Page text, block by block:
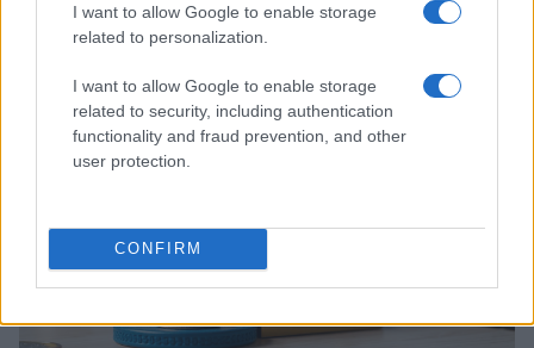
I want to allow Google to enable storage
related to personalization.
I want to allow Google to enable storage
related to security, including authentication
functionality and fraud prevention, and other
user protection.
CONFIRM
Sanità sarda e transizione verde: tra case della
comunità, industria farmaceutica e tensioni politiche
Ilaria Galli · 15 Giu 2026
ESG NEWS